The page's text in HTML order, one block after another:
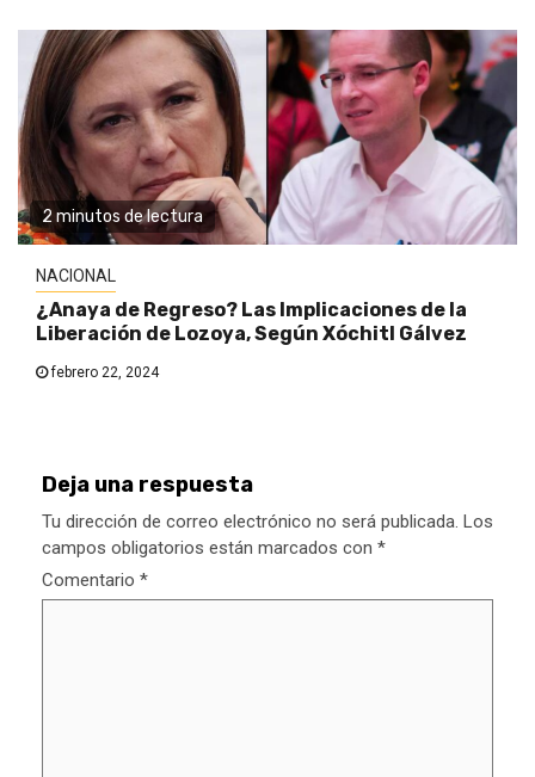
2 minutos de lectura
NACIONAL
¿Anaya de Regreso? Las Implicaciones de la
Liberación de Lozoya, Según Xóchitl Gálvez
febrero 22, 2024
Deja una respuesta
Tu dirección de correo electrónico no será publicada. Los
campos obligatorios están marcados con *
Comentario *